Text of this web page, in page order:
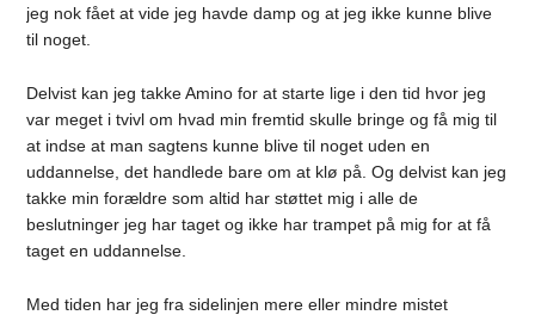
jeg nok fået at vide jeg havde damp og at jeg ikke kunne blive
til noget.
Delvist kan jeg takke Amino for at starte lige i den tid hvor jeg
var meget i tvivl om hvad min fremtid skulle bringe og få mig til
at indse at man sagtens kunne blive til noget uden en
uddannelse, det handlede bare om at klø på. Og delvist kan jeg
takke min forældre som altid har støttet mig i alle de
beslutninger jeg har taget og ikke har trampet på mig for at få
taget en uddannelse.
Med tiden har jeg fra sidelinjen mere eller mindre mistet